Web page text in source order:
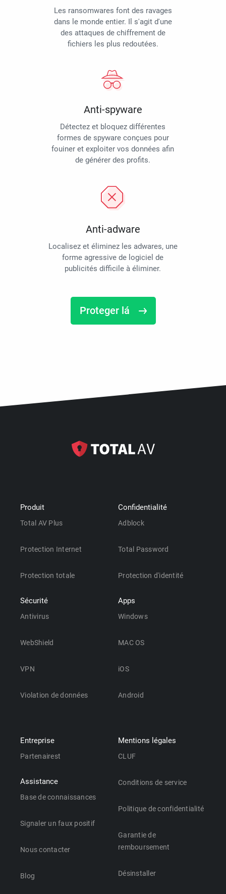
Les ransomwares font des ravages
dans le monde entier. Il s'agit d'une
des attaques de chiffrement de
fichiers les plus redoutées.
Anti-spyware
Détectez et bloquez différentes
formes de spyware conçues pour
fouiner et exploiter vos données afin
de générer des profits.
Anti-adware
Localisez et éliminez les adwares, une
forme agressive de logiciel de
publicités difficile à éliminer.
Proteger lá
Produit
Total AV Plus
Protection Internet
Protection totale
Sécurité
Antivirus
WebShield
VPN
Violation de données
Confidentialité
Adblock
Total Password
Protection d'identité
Apps
Windows
MAC OS
iOS
Android
Entreprise
Partenairest
Assistance
Base de connaissances
Signaler un faux positif
Nous contacter
Blog
Mentions légales
CLUF
Conditions de service
Politique de confidentialité
Garantie de
remboursement
Désinstaller